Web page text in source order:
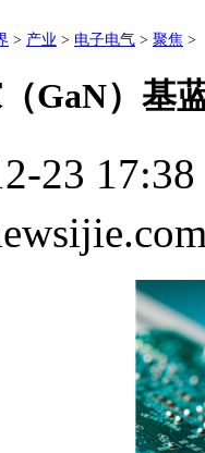
> 产业 > 电子电气 > 聚焦 >
GaN）基
23